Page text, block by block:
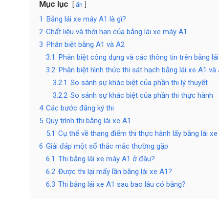
Mục lục ẩn
1
Bằng lái xe máy A1 là gì?
2 Chất liệu và thời hạn của bằng lái xe máy A1
3 Phân biệt bằng A1 và A2
3.1
Phân biệt công dụng và các thông tin trên bằng
3.2 Phân biệt hình thức thi sát hạch bằng lái xe A1 và
3.2.1 So sánh sự khác biệt của phần thi lý thuyết
3.2.2 So sánh sự khác biệt của phần thi thực hành
4 Các bước đăng ký thi
5 Quy trình thi bằng lái xe A1
5.1 Cụ thể về thang điểm thi thực hành lấy bằng lái xe
6 Giải đáp một số thắc mắc thường gặp
6.1 Thi bằng lái xe máy A1 ở đâu?
6.2 Được thi lại mấy lần bằng lái xe A1?
6.3 Thi bằng lái xe A1 sau bao lâu có bằng?